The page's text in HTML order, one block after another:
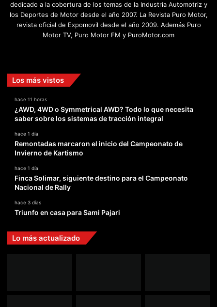
dedicado a la cobertura de los temas de la Industria Automotriz y
los Deportes de Motor desde el año 2007. La Revista Puro Motor,
revista oficial de Expomovil desde el año 2009. Además Puro
Motor TV, Puro Motor FM y PuroMotor.com
Los más vistos
hace 11 horas
¿AWD, 4WD o Symmetrical AWD? Todo lo que necesita
saber sobre los sistemas de tracción integral
hace 1 día
Remontadas marcaron el inicio del Campeonato de
Invierno de Kartismo
hace 1 día
Finca Solimar, siguiente destino para el Campeonato
Nacional de Rally
hace 3 días
Triunfo en casa para Sami Pajari
Lo más actualizado